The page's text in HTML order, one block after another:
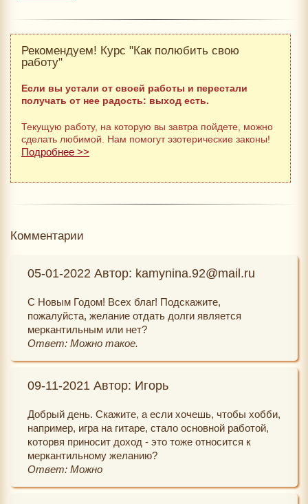
Рекомендуем! Курс "Как полюбить свою
работу"
Если вы устали от своей работы и перестали
получать от нее радость: выход есть.
Текущую работу, на которую вы завтра пойдете, можно
сделать любимой. Нам помогут эзотерические законы!
Подробнее >>
Комментарии
05-01-2022 Автор: kamynina.92@mail.ru
С Новым Годом! Всех благ! Подскажите,
пожалуйста, желание отдать долги является
меркантильным или нет?
Ответ: Можно такое.
09-11-2021 Автор: Игорь
Добрый день. Скажите, а если хочешь, чтобы хобби,
например, игра на гитаре, стало основной работой,
которвя приносит доход - это тоже относится к
меркантильному желанию?
Ответ: Можно